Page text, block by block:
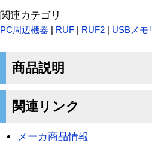
関連カテゴリ
PC周辺機器 RUF RUF2 USBメモ
商品説明
関連リンク
メーカ商品情報